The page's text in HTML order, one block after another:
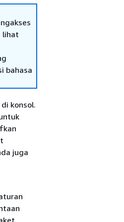
lihat
bahasa
konsol.
juga